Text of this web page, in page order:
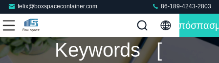
felix@boxspacecontainer.com 86-189-4243-2803
Keywords [